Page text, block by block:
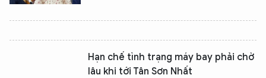
Hạn chế tình trạng máy bay phải chờ
lâu khi tới Tân Sơn Nhất